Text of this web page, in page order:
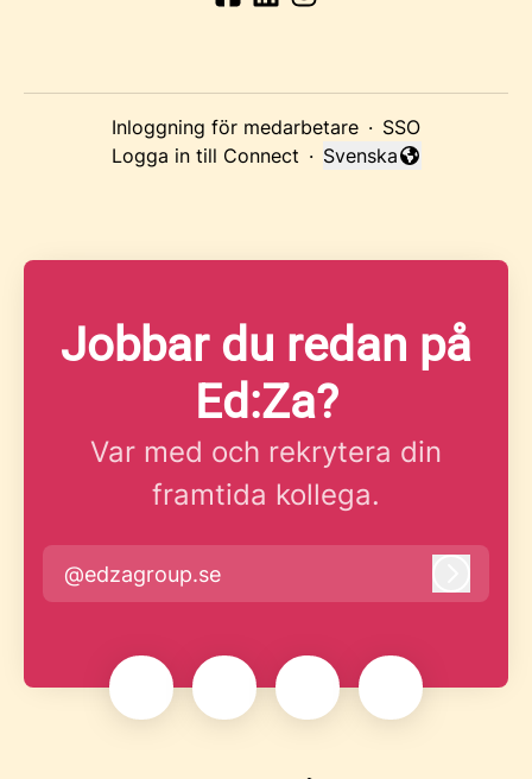
Inloggning för medarbetare · SSO
Logga in till Connect ·
Byt språk
Svenska
Jobbar du redan på
Ed:Za?
Var med och rekrytera din
framtida kollega.
@edzagroup.se